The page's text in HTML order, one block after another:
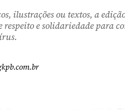
ilustrações ou textos, a
respeito e solidariedade para